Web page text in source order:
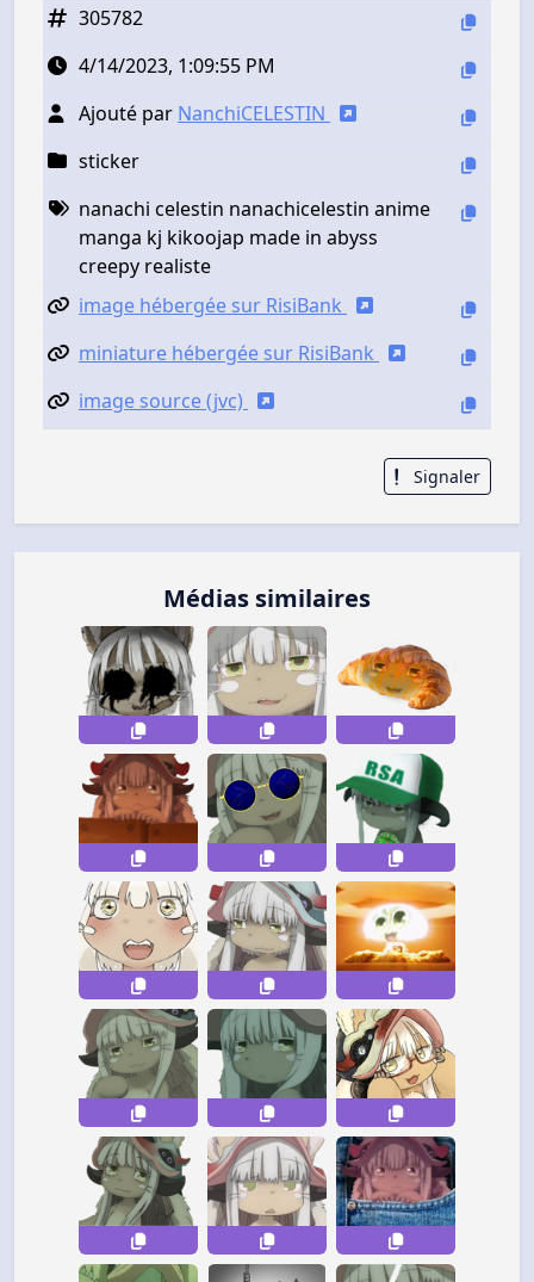
305782
4/14/2023, 1:09:55 PM
Ajouté par NanchiCELESTIN
sticker
nanachi celestin nanachicelestin anime
manga kj kikoojap made in abyss
creepy realiste
image hébergée sur RisiBank
miniature hébergée sur RisiBank
image source (jvc)
Signaler
Médias similaires